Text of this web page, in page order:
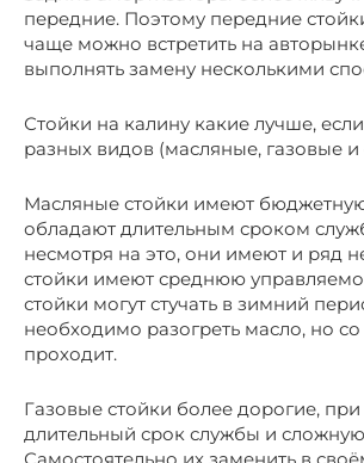
передние. Поэтому передние
чаще можно встретить на
выполнять замену несколькими
Стойки на калину какие лучше,
разных видов (масляные, газовые
Масляные стойки имеют
обладают длительным сроком
несмотря на это, они имеют и ряд
стойки имеют среднюю
стойки могут стучать в зимний
необходимо разогреть масло, но
проходит.
Газовые стойки более дорогие,
длительный срок службы и